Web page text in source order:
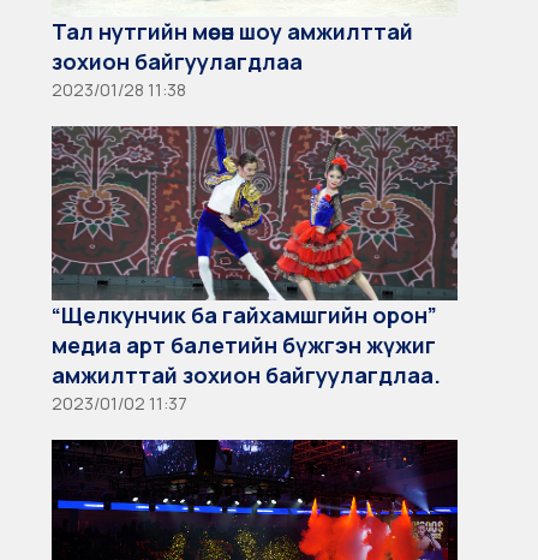
Тал нутгийн мөсөн шоу амжилттай
зохион байгуулагдлаа
2023/01/28 11:38
“Щелкунчик ба гайхамшгийн орон”
медиа арт балетийн бүжгэн жүжиг
амжилттай зохион байгуулагдлаа.
2023/01/02 11:37